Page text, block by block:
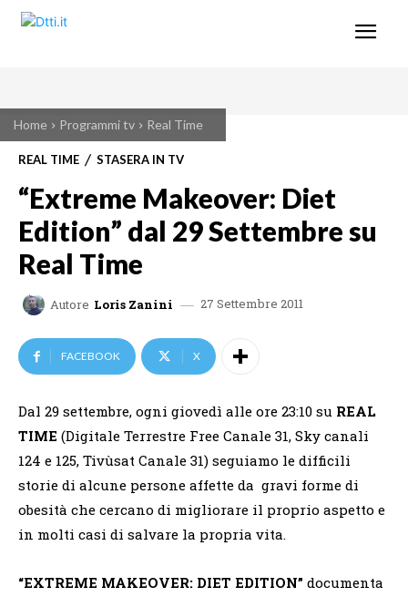
Home Programmi tv Real Time
REAL TIME STASERA IN TV
“Extreme Makeover: Diet
Edition” dal 29 Settembre su
Real Time
Autore Loris Zanini 27 Settembre 2011
FACEBOOK X
Dal 29 settembre, ogni giovedì alle ore 23:10 su REAL
TIME (Digitale Terrestre Free Canale 31, Sky canali
124 e 125, Tivùsat Canale 31) seguiamo le difficili
storie di alcune persone affette da gravi forme di
obesità che cercano di migliorare il proprio aspetto e
in molti casi di salvare la propria vita.
“EXTREME MAKEOVER: DIET EDITION” documenta